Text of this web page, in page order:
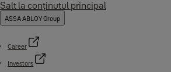
Salt la conţinutul principal
ASSA ABLOY Group
Career
Investors